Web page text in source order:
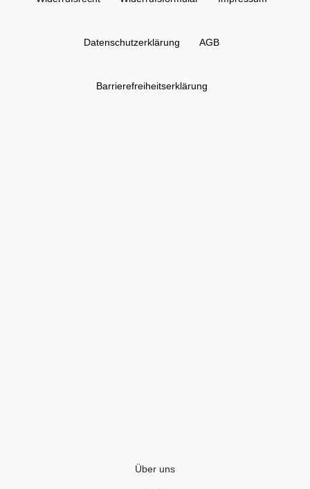
Daten­schutz­erklärung AGB
Barrierefreiheitserklärung
Über uns